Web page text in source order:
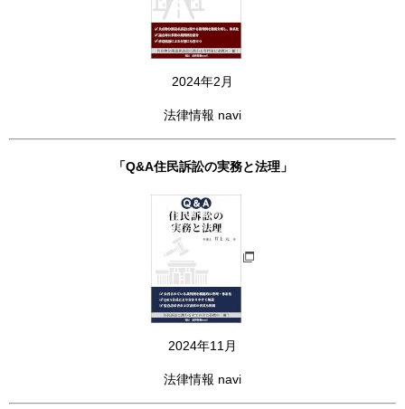
2024年2月
法律情報 navi
「Q&A住民訴訟の実務と法理」
2024年11月
法律情報 navi